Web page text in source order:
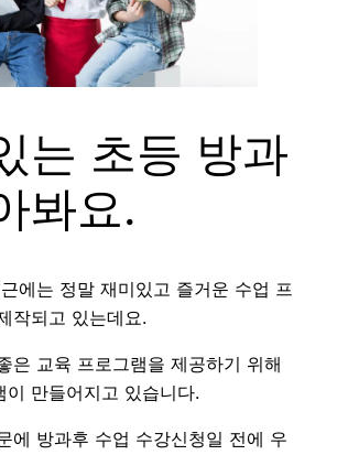
는 초등 방과
봐요.
에는 정말 재미있고 즐거운 수업 프
작되고 있는데요.
은 교육 프로그램을 제공하기 위해
이 만들어지고 있습니다.
에 방과후 수업 수강신청일 전에 우